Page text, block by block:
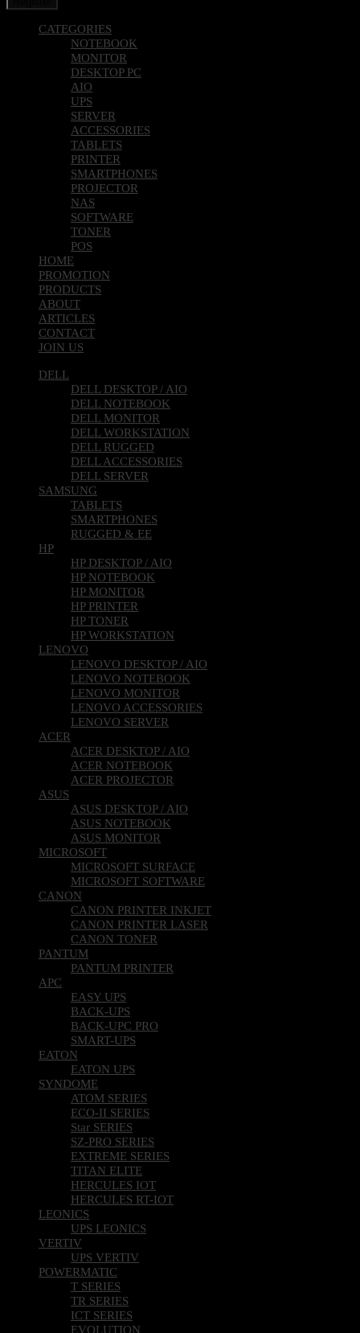
CATEGORIES
NOTEBOOK
MONITOR
DESKTOP PC
AIO
UPS
SERVER
ACCESSORIES
TABLETS
PRINTER
SMARTPHONES
PROJECTOR
NAS
SOFTWARE
TONER
POS
HOME
PROMOTION
PRODUCTS
ABOUT
ARTICLES
CONTACT
JOIN US
DELL
DELL DESKTOP / AIO
DELL NOTEBOOK
DELL MONITOR
DELL WORKSTATION
DELL RUGGED
DELL ACCESSORIES
DELL SERVER
SAMSUNG
TABLETS
SMARTPHONES
RUGGED & EE
HP
HP DESKTOP / AIO
HP NOTEBOOK
HP MONITOR
HP PRINTER
HP TONER
HP WORKSTATION
LENOVO
LENOVO DESKTOP / AIO
LENOVO NOTEBOOK
LENOVO MONITOR
LENOVO ACCESSORIES
LENOVO SERVER
ACER
ACER DESKTOP / AIO
ACER NOTEBOOK
ACER PROJECTOR
ASUS
ASUS DESKTOP / AIO
ASUS NOTEBOOK
ASUS MONITOR
MICROSOFT
MICROSOFT SURFACE
MICROSOFT SOFTWARE
CANON
CANON PRINTER INKJET
CANON PRINTER LASER
CANON TONER
PANTUM
PANTUM PRINTER
APC
EASY UPS
BACK-UPS
BACK-UPC PRO
SMART-UPS
EATON
EATON UPS
SYNDOME
ATOM SERIES
ECO-II SERIES
Star SERIES
SZ-PRO SERIES
EXTREME SERIES
TITAN ELITE
HERCULES IOT
HERCULES RT-IOT
LEONICS
UPS LEONICS
VERTIV
UPS VERTIV
POWERMATIC
T SERIES
TR SERIES
ICT SERIES
EVOLUTION